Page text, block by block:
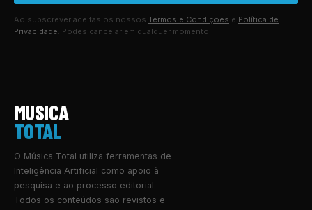
Ao subscrever aceitas os nossos Termos e Condições e Política de
Privacidade . Podes cancelar em qualquer momento.
MUSICA
TOTAL
O Música Total utiliza ferramentas de
Inteligência Artificial como apoio à
pesquisa e ao processo editorial.
Todos os conteúdos são revistos e